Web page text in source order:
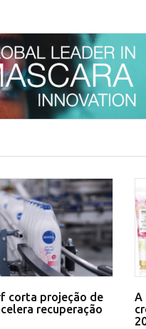
corta projeção de
recuperação
A